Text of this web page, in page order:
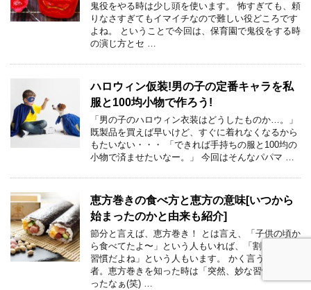
鬼役をやる時は少し頭を使います。 怖すぎても、頼
りなさすぎてもイマイチなので難しい役どころです
よね。 ということで今回は、保育園で鬼役をする時
の演じ方とセ …
ハロウィン仮装!男の子の定番キャラを私
服と100均小物で作ろう!
「男の子のハロウィン衣装はどうしたものか…。」
既製品を買えば早いけど、すぐに着れなくなるから
もたいない・・・ 「できれば手持ちの服と100均の
小物で済ませたいなー。」 今回はそんなパパマ …
恵方巻きの食べ方と恵方の意味[いつから
始まったのかと由来も紹介]
節分と言えば、恵方巻き！ とは言え、「子供の頃か
ら食べてたよ〜」という人もいれば、「割と最近の
習慣だよね」という人もいます。 かく言う私は後
者。恵方巻きを知った時は「突然、妙な習慣が広ま
ったなぁ(笑) …